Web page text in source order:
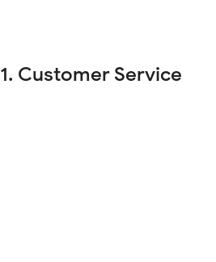
1. Customer Service